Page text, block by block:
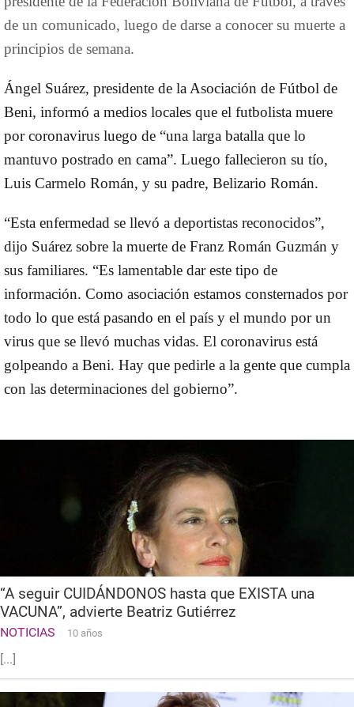
de un comunicado, luego de darse a conocer su muerte a
principios de semana.
Ángel Suárez, presidente de la Asociación de Fútbol de
Beni, informó a medios locales que el futbolista muere
por coronavirus luego de “una larga batalla que lo
mantuvo postrado en cama”. Luego fallecieron su tío,
Luis Carmelo Román, y su padre, Belizario Román.
“Esta enfermedad se llevó a deportistas reconocidos”,
dijo Suárez sobre la muerte de Franz Román Guzmán y
sus familiares. “Es lamentable dar este tipo de
información. Como asociación estamos consternados por
todo lo que está pasando en el país y el mundo por un
virus que se llevó muchas vidas. El coronavirus está
golpeando a Beni. Hay que pedirle a la gente que cumpla
con las determinaciones del gobierno”.
“A seguir CUIDÁNDONOS hasta que EXISTA una
VACUNA”, advierte Beatriz Gutiérrez
NOTICIAS 10 años
[...]